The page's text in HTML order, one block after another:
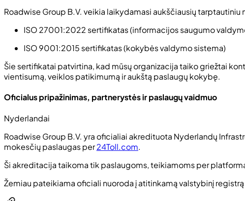
Roadwise Group B.V. veikia laikydamasi aukščiausių
ISO 27001:2022 sertifikatas (informacijos saugumo
ISO 9001:2015 sertifikatas (kokybės valdymo sistema)
Šie sertifikatai patvirtina, kad mūsų organizacija taiko griežtai
vientisumą, veiklos patikimumą ir aukštą paslaugų kokybę.
Oficialus pripažinimas, partnerystės ir paslaugų vaidmuo
Nyderlandai
Roadwise Group B.V. yra oficialiai akredituota Nyderlandų
mokesčių paslaugas per24Toll.com.
Ši akreditacija taikoma tik paslaugoms, teikiamoms per
Žemiau pateikiama oficiali nuoroda į atitinkamą valstybinį